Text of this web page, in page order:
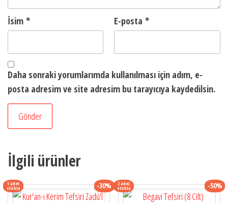
İsim * E-posta *
Daha sonraki yorumlarımda kullanılması için adım, e-
posta adresim ve site adresim bu tarayıcıya kaydedilsin.
İlgili ürünler
1 adet
stokta -30% 2 adet
stokta -50%